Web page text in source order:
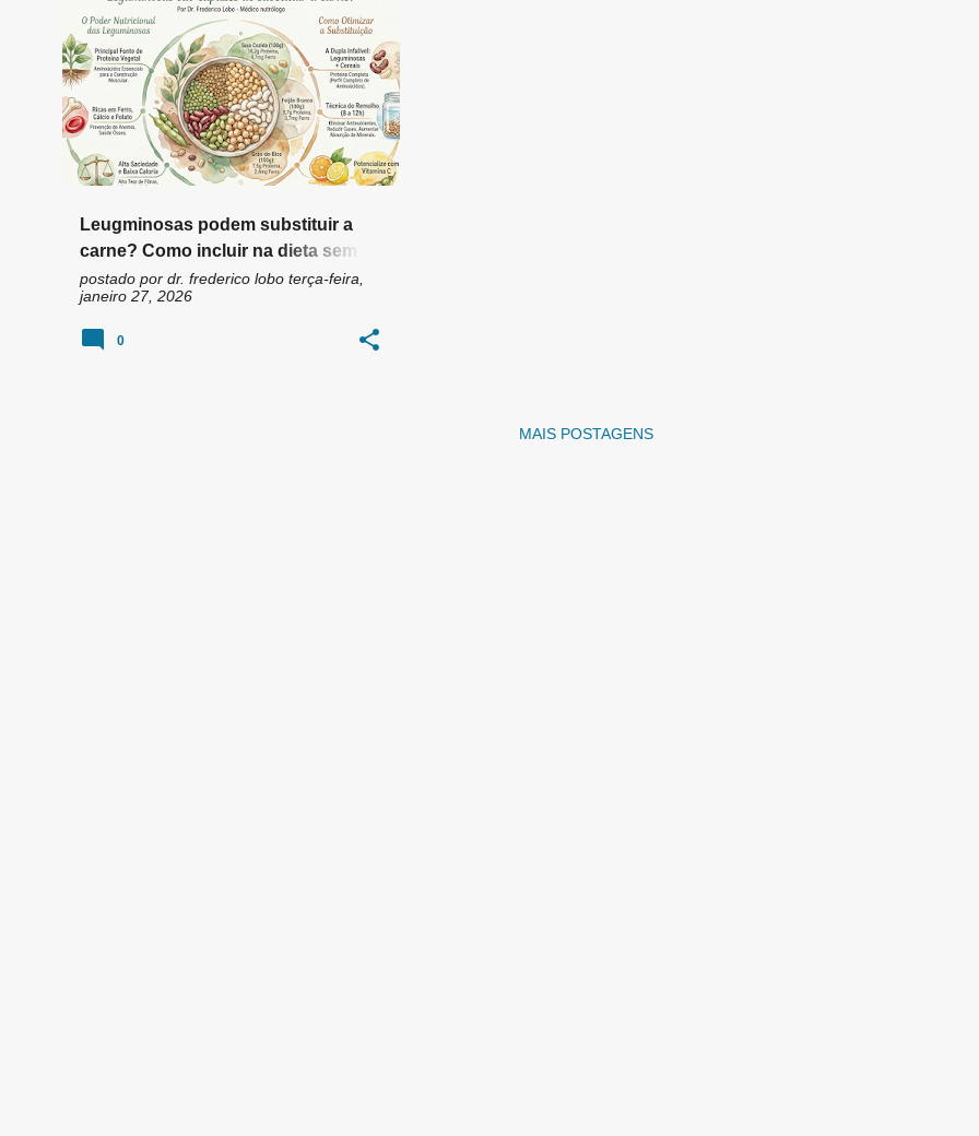
s
Leugminosas podem substituir a
carne? Como incluir na dieta sem
engordar?
postado por dr. frederico lobo terça-feira,
janeiro 27, 2026
DENSIDADE PROTEICA +7
0
MAIS POSTAGENS